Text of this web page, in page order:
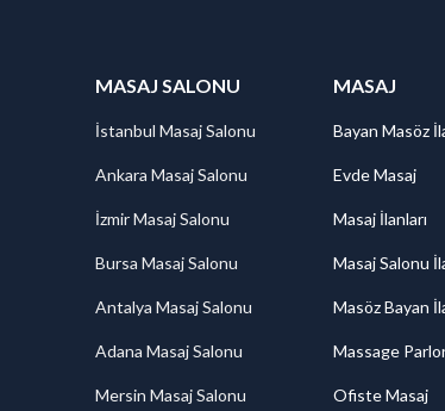
MASAJ SALONU
İstanbul Masaj Salonu
Ankara Masaj Salonu
İzmir Masaj Salonu
Bursa Masaj Salonu
Antalya Masaj Salonu
Adana Masaj Salonu
Mersin Masaj Salonu
MASAJ
Bayan Masöz
Evde Masaj
Masaj İlanları
Masaj Salonu
Masöz Bayan
Massage
Ofiste Masaj